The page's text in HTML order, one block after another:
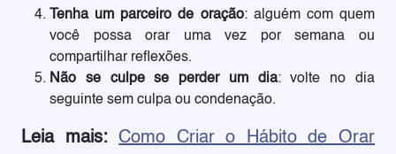
Tenha um parceiro de oração: alguém com quem
você possa orar uma vez por semana ou
compartilhar reflexões.
Não se culpe se perder um dia: volte no dia
seguinte sem culpa ou condenação.
Leia mais:
Como Criar o Hábito de Orar